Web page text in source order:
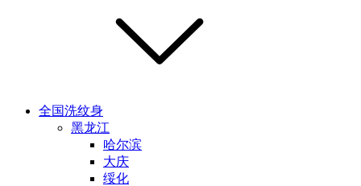
全国洗纹身
黑龙江
哈尔滨
大庆
绥化